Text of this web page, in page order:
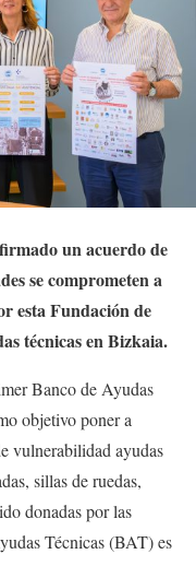
un acuerdo de
se comprometen a
esta Fundación de
técnicas en Bizkaia.
Banco de Ayudas
objetivo poner a
vulnerabilidad ayudas
sillas de ruedas,
donadas por las
Técnicas (BAT) es